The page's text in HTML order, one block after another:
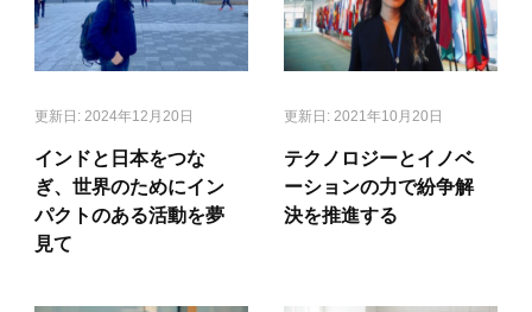
更新日: 2024年12月20日
インドと日本をつな
ぎ、世界のためにイン
パクトのある活動を夢
見て
更新日: 2021年10月20日
テクノロジーとイノベ
ーションの力で紛争解
決を推進する